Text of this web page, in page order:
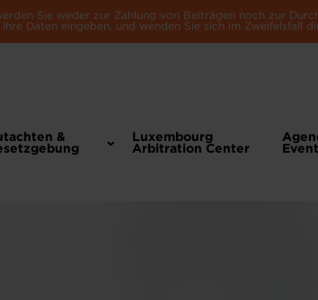
Sie weder zur Zahlung von Beiträgen noch zur
Daten eingeben, und wenden Sie sich im Zweifelsfall
&
Luxembourg
Arbitration Center